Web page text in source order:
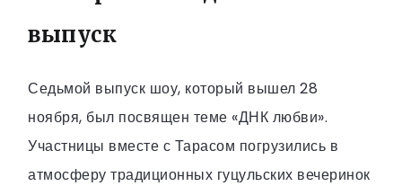
выпуск
Седьмой выпуск шоу, который вышел 28
ноября, был посвящен теме «ДНК любви».
Участницы вместе с Тарасом погрузились в
атмосферу традиционных гуцульских вечеринок